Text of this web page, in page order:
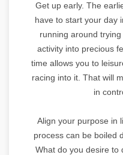
Get up early. The
have to start your day
running around
activity into precious
time allows you to
racing into it. That will
in
Align your purpose in
process can be boiled
What do you desire to